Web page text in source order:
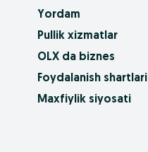
Yordam
Pullik xizmatlar
OLX da biznes
Foydalanish shartlari
Maxfiylik siyosati